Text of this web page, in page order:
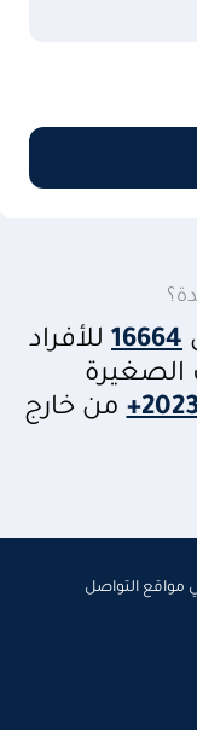
16664 للأفراد
الصغيرة
من خارج
مواقع التواصل